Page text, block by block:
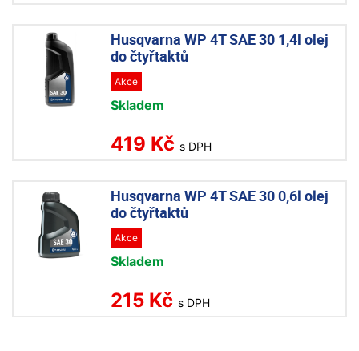
Husqvarna WP 4T SAE 30 1,4l olej
do čtyřtaktů
Akce
Skladem
419 Kč s DPH
Husqvarna WP 4T SAE 30 0,6l olej
do čtyřtaktů
Akce
Skladem
215 Kč s DPH